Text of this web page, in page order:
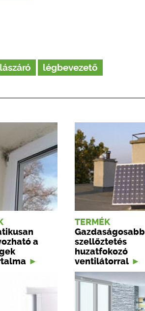
légbevezető
a
TERMÉK
Gazdaságosabb
szellőztetés
huzatfokozó
ventilátorral